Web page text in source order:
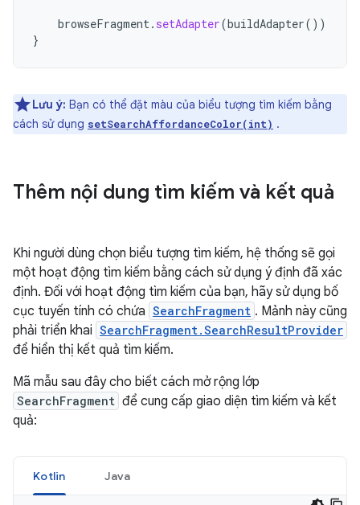
browseFragment. setAdapter(buildAdapter())
}
Lưu ý: Bạn có thể đặt màu của biểu tượng tìm kiếm bằng
cách sử dụng setSearchAffordanceColor(int) .
Thêm nội dung tìm kiếm và kết quả
Khi người dùng chọn biểu tượng tìm kiếm, hệ thống sẽ gọi
một hoạt động tìm kiếm bằng cách sử dụng ý định đã xác
định. Đối với hoạt động tìm kiếm của bạn, hãy sử dụng bố
cục tuyến tính có chứa SearchFragment . Mảnh này cũng
phải triển khai SearchFragment.SearchResultProvider
để hiển thị kết quả tìm kiếm.
Mã mẫu sau đây cho biết cách mở rộng lớp
SearchFragment để cung cấp giao diện tìm kiếm và kết
quả:
Kotlin Java